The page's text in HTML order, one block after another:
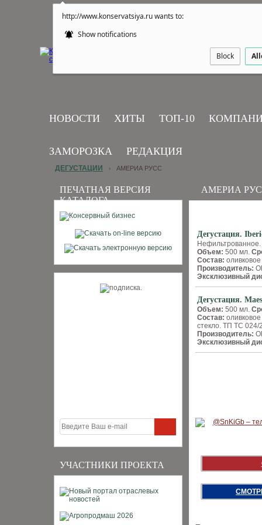
http://www.konservatsiya.ru wants to:
Show notifications
Block
НОВОСТИ ХИТЫ ТОП-10
ЗАМОРОЗКА РЕДАКЦИЯ
ПЕЧАТНАЯ ВЕРСИЯ
КАТАЛОГА
УЧАСТНИКИ ПРОЕКТА
ДЕГУСТАЦИИ › АМЕРИА РУСС
АМЕРИА
Дегустация.
Объем: 500 мл.
Состав:
Производитель:
Эксклюзивный
Дегустация.
Объем: 500 мл.
Состав:
стекло. ТП ТС 024/
Производитель:
Эксклюзивный